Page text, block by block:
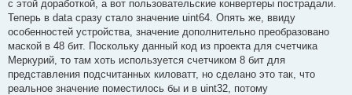
с этой доработкой, а вот пользовательские конвертеры пострадали.
Теперь в data сразу стало значение uint64. Опять же, ввиду
особенностей устройства, значение дополнительно преобразовано
маской в 48 бит. Поскольку данный код из проекта для счетчика
Меркурий, то там хоть используется счетчиком 8 бит для
представления подсчитанных киловатт, но сделано это так, что
реальное значение поместилось бы и в uint32, потому